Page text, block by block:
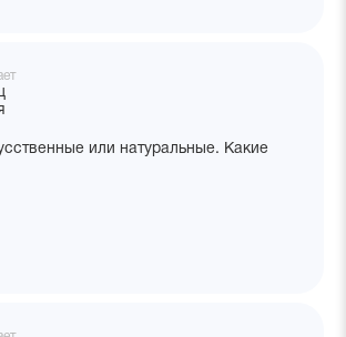
или натуральные. Какие